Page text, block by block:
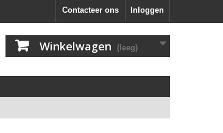
Inloggen
Contacteer ons
Winkelwagen (leeg)